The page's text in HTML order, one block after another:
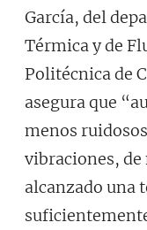
García, del
Térmica y de
Politécnica de
asegura que
menos
vibraciones, de
alcanzado una